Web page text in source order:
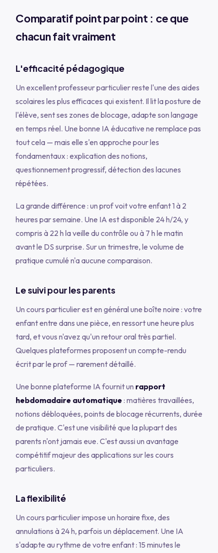
Comparatif point par point : ce que
chacun fait vraiment
L'efficacité pédagogique
Un excellent professeur particulier reste l'une des aides
scolaires les plus efficaces qui existent. Il lit la posture de
l'élève, sent ses zones de blocage, adapte son langage
en temps réel. Une bonne IA éducative ne remplace pas
tout cela — mais elle s'en approche pour les
fondamentaux : explication des notions,
questionnement progressif, détection des lacunes
répétées.
La grande différence : un prof voit votre enfant 1 à 2
heures par semaine. Une IA est disponible 24 h/24, y
compris à 22 h la veille du contrôle ou à 7 h le matin
avant le DS surprise. Sur un trimestre, le volume de
pratique cumulé n'a aucune comparaison.
Le suivi pour les parents
Un cours particulier est en général une boîte noire : votre
enfant entre dans une pièce, en ressort une heure plus
tard, et vous n'avez qu'un retour oral très partiel.
Quelques plateformes proposent un compte-rendu
écrit par le prof — rarement détaillé.
Une bonne plateforme IA fournit un rapport
hebdomadaire automatique : matières travaillées,
notions débloquées, points de blocage récurrents, durée
de pratique. C'est une visibilité que la plupart des
parents n'ont jamais eue. C'est aussi un avantage
compétitif majeur des applications sur les cours
particuliers.
La flexibilité
Un cours particulier impose un horaire fixe, des
annulations à 24 h, parfois un déplacement. Une IA
s'adapte au rythme de votre enfant : 15 minutes le